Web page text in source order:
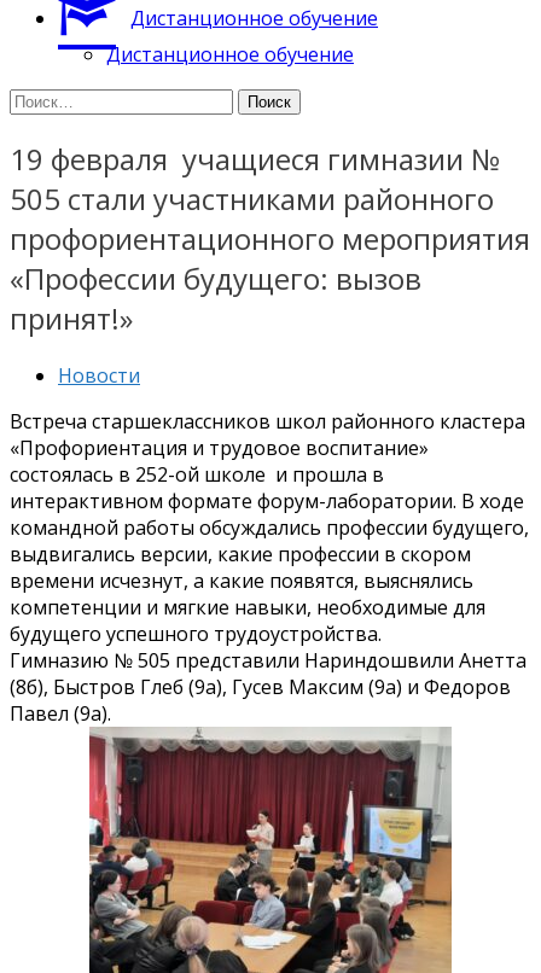
Дистанционное обучение
Дистанционное обучение
Найти:
19 февраля учащиеся гимназии №
505 стали участниками районного
профориентационного мероприятия
«Профессии будущего: вызов
принят!»
Новости
Встреча старшеклассников школ районного кластера
«Профориентация и трудовое воспитание»
состоялась в 252-ой школе и прошла в
интерактивном формате форум-лаборатории. В ходе
командной работы обсуждались профессии будущего,
выдвигались версии, какие профессии в скором
времени исчезнут, а какие появятся, выяснялись
компетенции и мягкие навыки, необходимые для
будущего успешного трудоустройства.
Гимназию № 505 представили Нариндошвили Анетта
(8б), Быстров Глеб (9а), Гусев Максим (9а) и Федоров
Павел (9а).